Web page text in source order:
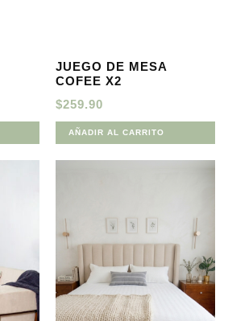
JUEGO DE MESA
COFEE X2
$259.90
AÑADIR AL CARRITO